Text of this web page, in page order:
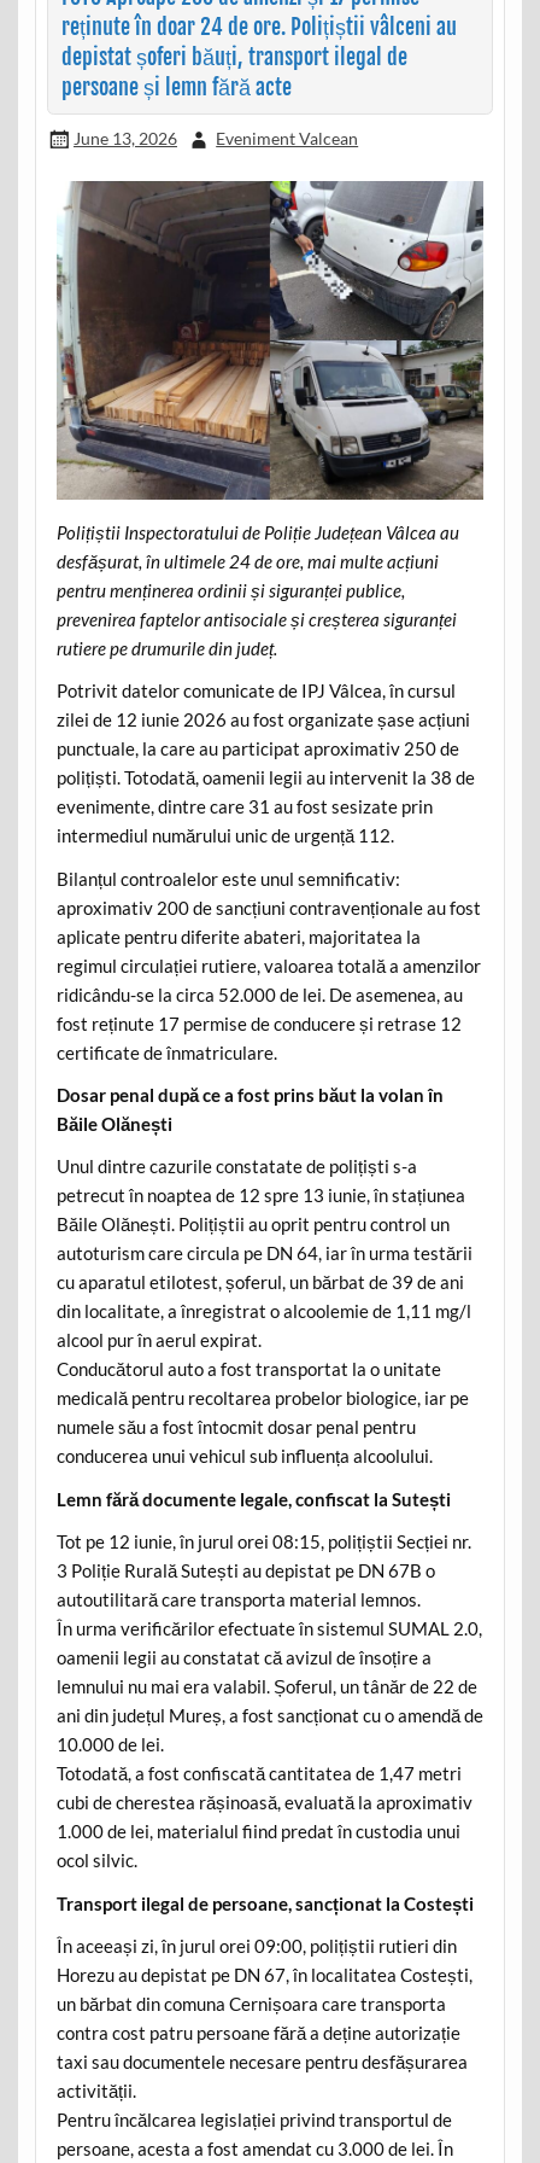
reținute în doar 24 de ore. Polițiștii vâlceni au
depistat șoferi băuți, transport ilegal de
persoane și lemn fără acte
June 13, 2026 Eveniment Valcean
Polițiștii Inspectoratului de Poliție Județean Vâlcea au
desfășurat, în ultimele 24 de ore, mai multe acțiuni
pentru menținerea ordinii și siguranței publice,
prevenirea faptelor antisociale și creșterea siguranței
rutiere pe drumurile din județ.
Potrivit datelor comunicate de IPJ Vâlcea, în cursul
zilei de 12 iunie 2026 au fost organizate șase acțiuni
punctuale, la care au participat aproximativ 250 de
polițiști. Totodată, oamenii legii au intervenit la 38 de
evenimente, dintre care 31 au fost sesizate prin
intermediul numărului unic de urgență 112.
Bilanțul controalelor este unul semnificativ:
aproximativ 200 de sancțiuni contravenționale au fost
aplicate pentru diferite abateri, majoritatea la
regimul circulației rutiere, valoarea totală a amenzilor
ridicându-se la circa 52.000 de lei. De asemenea, au
fost reținute 17 permise de conducere și retrase 12
certificate de înmatriculare.
Dosar penal după ce a fost prins băut la volan în
Băile Olănești
Unul dintre cazurile constatate de polițiști s-a
petrecut în noaptea de 12 spre 13 iunie, în stațiunea
Băile Olănești. Polițiștii au oprit pentru control un
autoturism care circula pe DN 64, iar în urma testării
cu aparatul etilotest, șoferul, un bărbat de 39 de ani
din localitate, a înregistrat o alcoolemie de 1,11 mg/l
alcool pur în aerul expirat.
Conducătorul auto a fost transportat la o unitate
medicală pentru recoltarea probelor biologice, iar pe
numele său a fost întocmit dosar penal pentru
conducerea unui vehicul sub influența alcoolului.
Lemn fără documente legale, confiscat la Sutești
Tot pe 12 iunie, în jurul orei 08:15, polițiștii Secției nr.
3 Poliție Rurală Sutești au depistat pe DN 67B o
autoutilitară care transporta material lemnos.
În urma verificărilor efectuate în sistemul SUMAL 2.0,
oamenii legii au constatat că avizul de însoțire a
lemnului nu mai era valabil. Șoferul, un tânăr de 22 de
ani din județul Mureș, a fost sancționat cu o amendă de
10.000 de lei.
Totodată, a fost confiscată cantitatea de 1,47 metri
cubi de cherestea rășinoasă, evaluată la aproximativ
1.000 de lei, materialul fiind predat în custodia unui
ocol silvic.
Transport ilegal de persoane, sancționat la Costești
În aceeași zi, în jurul orei 09:00, polițiștii rutieri din
Horezu au depistat pe DN 67, în localitatea Costești,
un bărbat din comuna Cernișoara care transporta
contra cost patru persoane fără a deține autorizație
taxi sau documentele necesare pentru desfășurarea
activității.
Pentru încălcarea legislației privind transportul de
persoane, acesta a fost amendat cu 3.000 de lei. În